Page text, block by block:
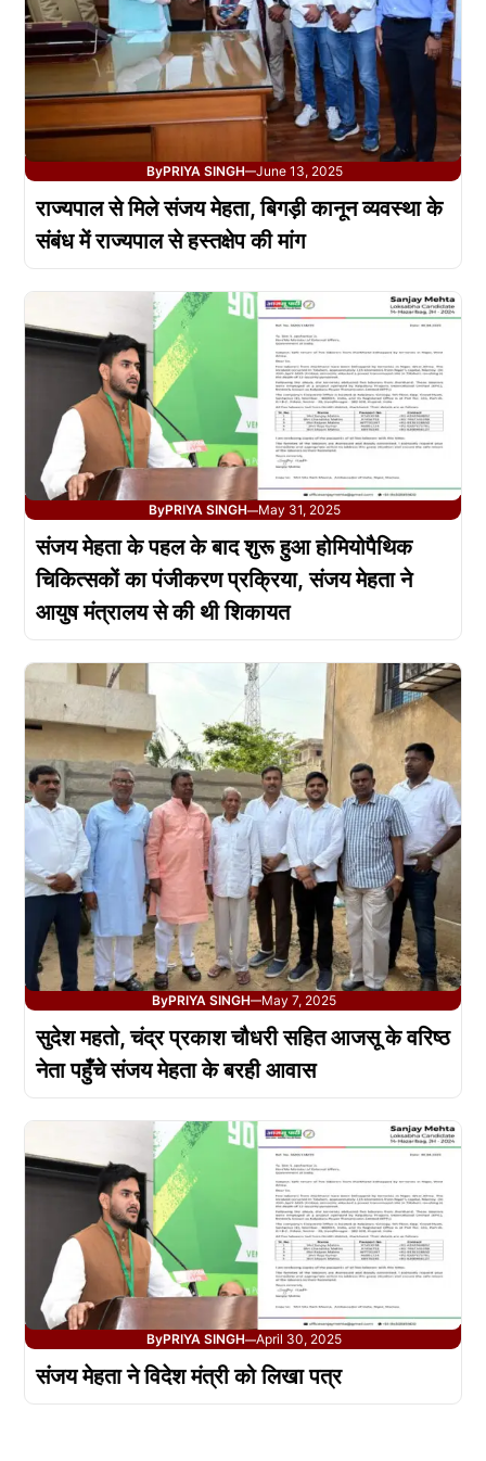
ByPRIYA SINGH—June 13, 2025
राज्यपाल से मिले संजय मेहता, बिगड़ी कानून व्यवस्था के
संबंध में राज्यपाल से हस्तक्षेप की मांग
ByPRIYA SINGH—May 31, 2025
संजय मेहता के पहल के बाद शुरू हुआ होमियोपैथिक
चिकित्सकों का पंजीकरण प्रक्रिया, संजय मेहता ने
आयुष मंत्रालय से की थी शिकायत
ByPRIYA SINGH—May 7, 2025
सुदेश महतो, चंद्र प्रकाश चौधरी सहित आजसू के वरिष्ठ
नेता पहुँचे संजय मेहता के बरही आवास
ByPRIYA SINGH—April 30, 2025
संजय मेहता ने विदेश मंत्री को लिखा पत्र